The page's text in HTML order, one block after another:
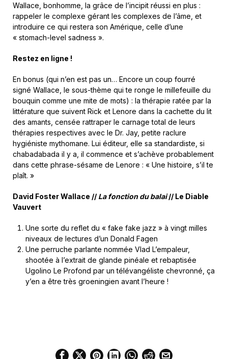
Wallace, bonhomme, la grâce de l’incipit réussi en plus :
rappeler le complexe gérant les complexes de l’âme, et
introduire ce qui restera son Amérique, celle d’une
« stomach-level sadness ».
Restez en ligne !
En bonus (qui n’en est pas un… Encore un coup fourré
signé Wallace, le sous-thème qui te ronge le millefeuille du
bouquin comme une mite de mots) : la thérapie ratée par la
littérature que suivent Rick et Lenore dans la cachette du lit
des amants, censée rattraper le carnage total de leurs
thérapies respectives avec le Dr. Jay, petite raclure
hygiéniste mythomane. Lui éditeur, elle sa standardiste, si
chabadabada il y a, il commence et s’achève probablement
dans cette phrase-sésame de Lenore : « Une histoire, s’il te
plaît. »
David Foster Wallace // La fonction du balai// Le Diable
Vauvert
Une sorte du reflet du « fake fake jazz » à vingt milles
niveaux de lectures d’un Donald Fagen
Une perruche parlante nommée Vlad L’empaleur,
shootée à l’extrait de glande pinéale et rebaptisée
Ugolino Le Profond par un télévangéliste chevronné, ça
y’en a être très groeningien avant l’heure !